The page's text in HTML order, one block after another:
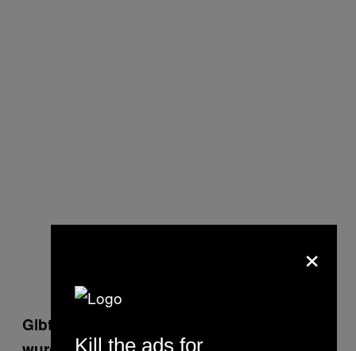
Gibt’s eine Frage, die dir noch nie gestellt
×
Kill the ads for